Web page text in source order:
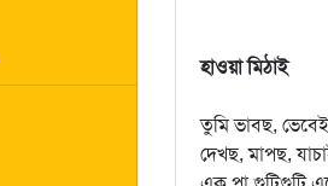
হাওয়া মিঠাই
তুমি ভাবছ,
দেখছ, মাপছ,